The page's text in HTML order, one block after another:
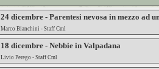
24 dicembre - Parentesi nevosa in mezzo ad
Marco Bianchini - Staff Cml
18 dicembre - Nebbie in Valpadana
Livio Perego - Staff Cml